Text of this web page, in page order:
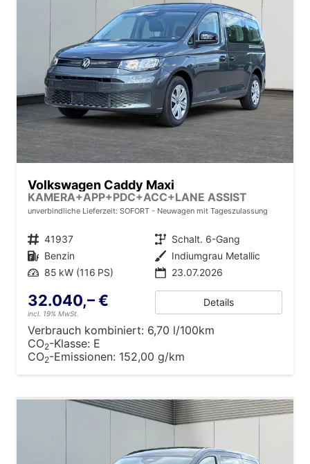
Volkswagen Caddy Maxi
KAMERA+APP+PDC+ACC+LANE ASSIST
unverbindliche Lieferzeit: SOFORT Neuwagen mit Tageszulassung
Fahrzeugnr. 41937 Getriebe Schalt. 6-Gang
Kraftstoff Benzin Außenfarbe Indiumgrau Metallic
Leistung 85 kW (116 PS) 23.07.2026
32.040,– €
incl. 19% MwSt.
Details
Verbrauch kombiniert: 6,70 l/100km
CO2-Klasse: E
CO2-Emissionen: 152,00 g/km